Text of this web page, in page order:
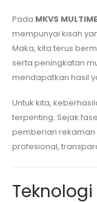
Pada MKVS
mempunyai kisah
Maka, kita terus
serta peningkatan
mendapatkan hasil
Untuk kita,
terpenting. Sejak
pemberian rekaman
profesional,